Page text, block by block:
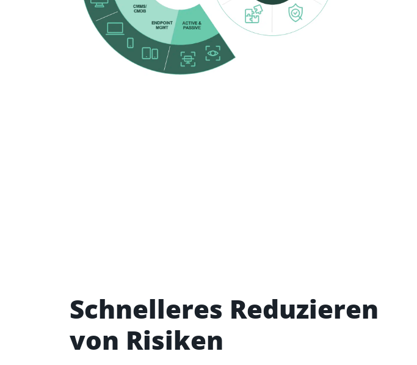
Schnelleres Reduzieren
von Risiken